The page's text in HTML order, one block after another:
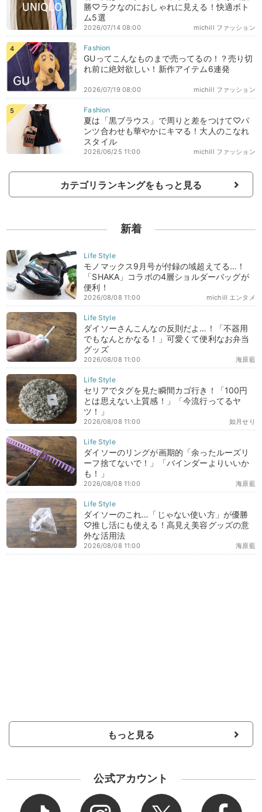
勝♡ラクなのにおしゃれに見える！快適ボト
ム5選
michill ファッション
2026/07/14 08:00
GUってこんなものまで売ってるの！？売り切
れ前に絶対欲しい！新作アイテム6連発
michill ファッション
2026/07/19 08:00
夏は「黒ブラウス」で周りと差をつけて♡パ
ンツ合わせも華やかにキマる！大人のこなれ
スタイル
michill ファッション
2026/06/25 11:00
カテゴリランキングをもっと見る
新着
モノマックス9月号が付録の域超えてる…！
「SHAKA」コラボの4層ショルダーバッグが
便利！
michill エンタメ
2026/08/08 11:00
ダイソーさんこんなの反則だよ…！「不器用
でもなんとかなる！」可愛くて便利なお弁当
グッズ
海原藍
2026/08/08 11:00
セリアでタグを見た瞬間カゴ行き！「100円
とは思えない上質感！」「今流行ってるヤ
ツ！」
如月せり
2026/08/08 11:00
ダイソーのリングが画期的「余ったルーズリ
ーフ捨てないで！」「バインダーよりいいか
も！」
海原藍
2026/08/08 11:00
ダイソーのこれ…「じゃない使い方」が優勝
♡推し活にも使える！高見え美容グッズの意
外な活用法
海原藍
2026/08/08 11:00
もっと見る
公式アカウント